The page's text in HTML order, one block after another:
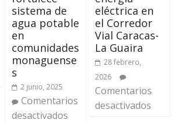
sistema de
agua potable
en
comunidades
monaguense
s
2 junio, 2025
Comentarios
desactivados
eléctrica en
el Corredor
Vial Caracas-
La Guaira
28 febrero,
2026
Comentarios
desactivados